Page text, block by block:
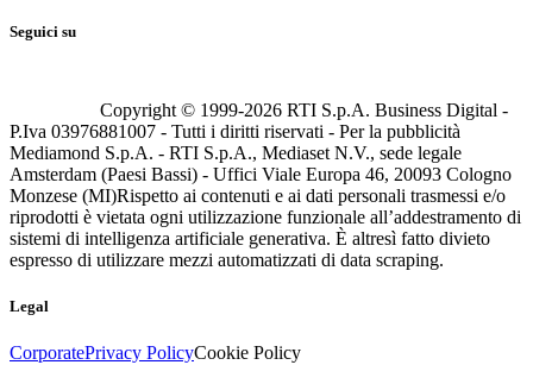
Seguici su
Copyright © 1999-2026 RTI S.p.A. Business Digital -
P.Iva 03976881007 - Tutti i diritti riservati - Per la pubblicità
Mediamond S.p.A. - RTI S.p.A., Mediaset N.V., sede legale
Amsterdam (Paesi Bassi) - Uffici Viale Europa 46, 20093 Cologno
Monzese (MI)Rispetto ai contenuti e ai dati personali trasmessi e/o
riprodotti è vietata ogni utilizzazione funzionale all’addestramento di
sistemi di intelligenza artificiale generativa. È altresì fatto divieto
espresso di utilizzare mezzi automatizzati di data scraping.
Legal
CorporatePrivacy PolicyCookie Policy